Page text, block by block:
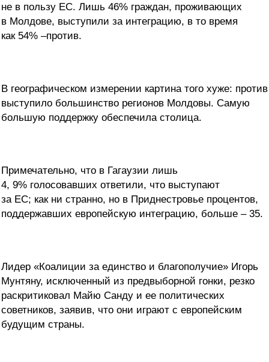
не в пользу ЕС. Лишь 46% граждан, проживающих
в Молдове, выступили за интеграцию, в то время
как 54% –против.
В географическом измерении картина того хуже: против
выступило большинство регионов Молдовы. Самую
большую поддержку обеспечила столица.
Примечательно, что в Гагаузии лишь
4, 9% голосовавших ответили, что выступают
за ЕС; как ни странно, но в Приднестровье процентов,
поддержавших европейскую интеграцию, больше – 35.
Лидер «Коалиции за единство и благополучие» Игорь
Мунтяну, исключенный из предвыборной гонки, резко
раскритиковал Майю Санду и ее политических
советников, заявив, что они играют с европейским
будущим страны.